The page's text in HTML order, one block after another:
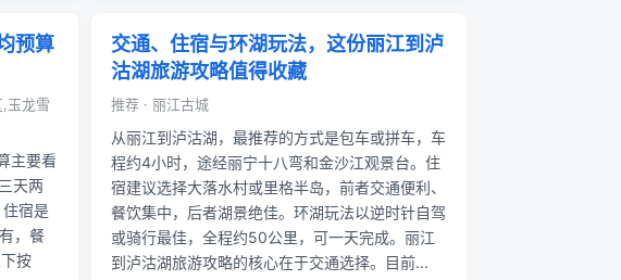
预算
玉龙雪
主要看
天两
宿是
，餐
按
交通、住宿与环湖玩法，这份丽江到泸
沽湖旅游攻略值得收藏
推荐 · 丽江古城
从丽江到泸沽湖，最推荐的方式是包车或拼车，车
程约4小时，途经丽宁十八弯和金沙江观景台。住
宿建议选择大落水村或里格半岛，前者交通便利、
餐饮集中，后者湖景绝佳。环湖玩法以逆时针自驾
或骑行最佳，全程约50公里，可一天完成。丽江
到泸沽湖旅游攻略的核心在于交通选择。目前...